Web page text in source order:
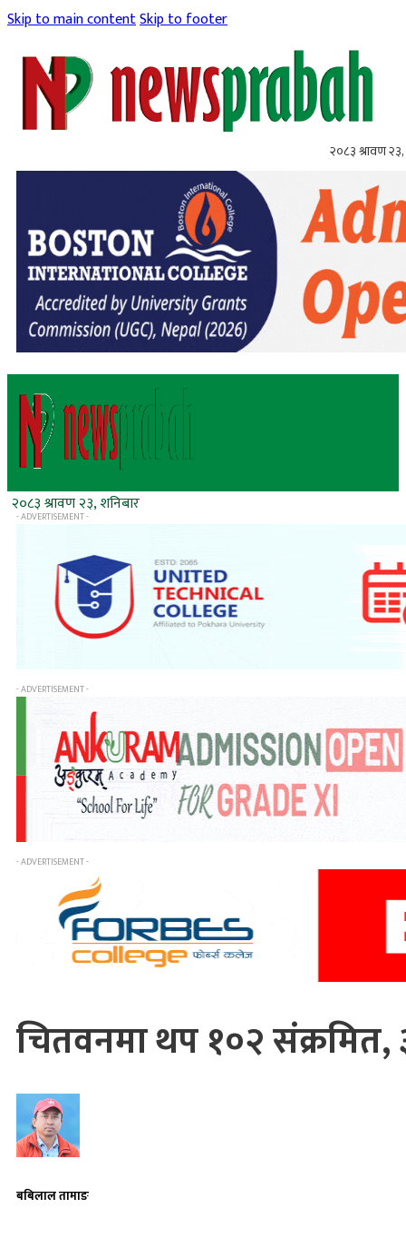
Skip to main contentSkip to footer
२०८३ श्रावण २३,
२०८३ श्रावण २३, शनिबार
- ADVERTISEMENT -
- ADVERTISEMENT -
- ADVERTISEMENT -
चितवनमा थप १०२ संक्रमित,
बबिलाल तामाङ